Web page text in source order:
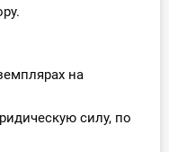
на
силу, по